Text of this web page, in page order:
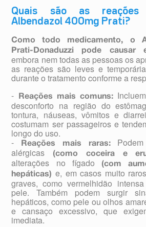
Quais são as reações
Albendazol 400mg Prati?
Como todo medicamento, o
Prati-Donaduzzi pode causar
embora nem todas as pessoas os
as reações são leves e
durante o tratamento conforme a
-
Reações mais comuns:
desconforto na região do
tontura, náuseas, vômitos e
costumam ser passageiros e
longo do uso.
- Reações mais raras:Podem
alérgicas
(como coceira e
alterações no fígado
(com
hepáticas) e, em casos muito
graves, como vermelhidão
pele. Também podem surgir
hepáticos, como pele ou olhos
e cansaço excessivo, que
imediata.